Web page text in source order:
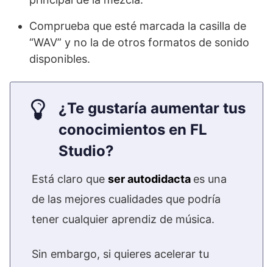
Comprueba que esté marcada la casilla de
“WAV” y no la de otros formatos de sonido
disponibles.
¿Te gustaría aumentar tus
conocimientos en FL
Studio?
Está claro que ser autodidacta es una
de las mejores cualidades que podría
tener cualquier aprendiz de música.
Sin embargo, si quieres acelerar tu